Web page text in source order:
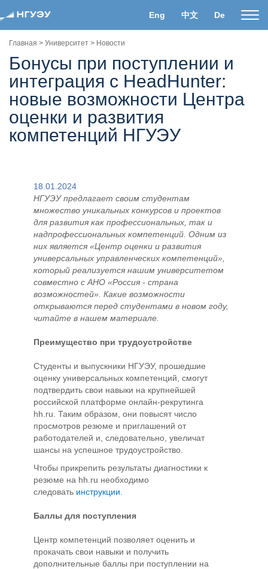
Eng 中文 De
Главная > Университет > Новости
Бонусы при поступлении и
интеграция с HeadHunter:
новые возможности Центра
оценки и развития
компетенций НГУЭУ
18.01.2024
НГУЭУ предлагает своим студентам
множество уникальных конкурсов и проектов
для развития как профессиональных, так и
надпрофессиональных компетенций. Одним из
них является «Центр оценки и развития
универсальных управленческих компетенций»,
который реализуется нашим университетом
совместно с АНО «Россия - страна
возможностей». Какие возможности
открываются перед студентами в новом году,
читайте в нашем материале.
Преимущество при трудоустройстве
Студенты и выпускники НГУЭУ, прошедшие
оценку универсальных компетенций, смогут
подтвердить свои навыки на крупнейшей
российской платформе онлайн-рекрутинга
hh.ru. Таким образом, они повысят число
просмотров резюме и приглашений от
работодателей и, следовательно, увеличат
шансы на успешное трудоустройство.
Чтобы прикрепить результаты диагностики к
резюме на hh.ru необходимо
следовать инструкции
Баллы для поступления
Центр компетенций позволяет оценить и
прокачать свои навыки и получить
дополнительные баллы при поступлении на